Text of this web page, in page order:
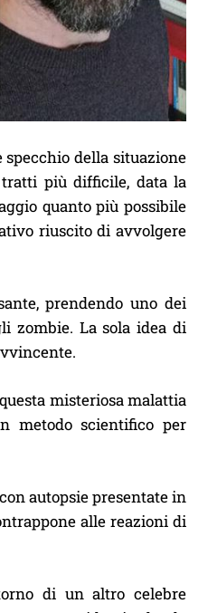
specchio della situazione
più difficile, data la
quanto più possibile
riuscito di avvolgere
prendendo uno dei
zombie. La sola idea di
misteriosa malattia
metodo scientifico per
autopsie presentate in
alle reazioni di
di un altro celebre